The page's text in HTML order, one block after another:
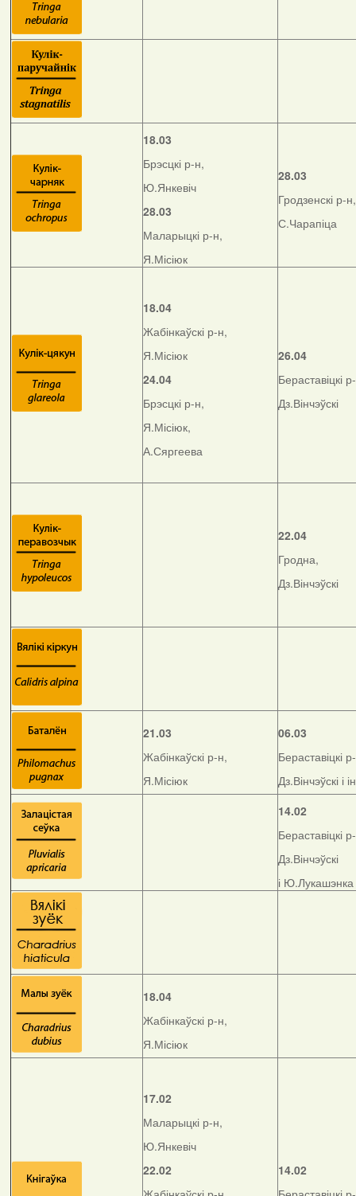
18.03
Брэсцкі р-н,
Ю.Янкевіч
28.03
Маларыцкі р-н,
Я.Місіюк
28.03
Гродзенскі р-н,
С.Чарапіца
18.04
Жабінкаўскі р-н,
Я.Місіюк
24.04
Брэсцкі р-н,
Я.Місіюк,
А.Сяргеева
26.04
Бераставіцкі
Дз.Вінчэўскі
22.04
Гродна,
Дз.Вінчэўскі
21.03
Жабінкаўскі р-н,
Я.Місіюк
06.03
Бераставіцкі
Дз.Вінчэўскі і
14.02
Бераставіцкі
Дз.Вінчэўскі
і Ю.Лукашэнка
18.04
Жабінкаўскі р-н,
Я.Місіюк
17.02
Маларыцкі р-н,
Ю.Янкевіч
22.02
14.02